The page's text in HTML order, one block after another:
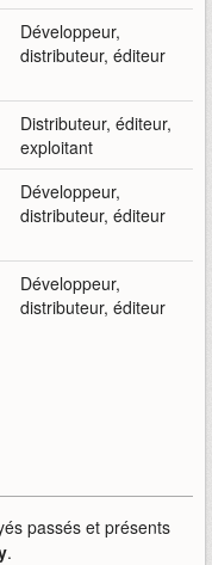
Développeur,
distributeur, éditeur
Distributeur, éditeur,
exploitant
Développeur,
distributeur, éditeur
Développeur,
distributeur, éditeur
passés et présents
.